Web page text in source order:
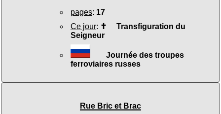
pages: 17
Ce jour: ✝ Transfiguration du
Seigneur
Journée des troupes
ferroviaires russes
Rue Bric et Brac